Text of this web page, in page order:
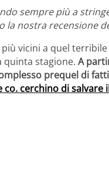
sempre più a
nostra recensione
più vicini a quel
quinta stagione. A
prequel di
co. cerchino di salvare